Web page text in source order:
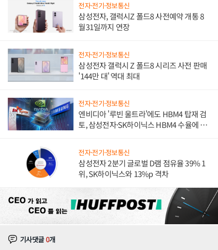
전자·전기·정보통신
삼성전자, 갤럭시Z 폴드8 사전예약 개통 8
월31일까지 연장
전자·전기·정보통신
삼성전자 갤럭시 Z 폴드8 시리즈 사전 판매
'144만 대' 역대 최대
전자·전기·정보통신
엔비디아 '루빈 울트라'에도 HBM4 탑재 검
토, 삼성전자·SK하이닉스 HBM4 수율에 주
전자·전기·정보통신
삼성전자 2분기 글로벌 D램 점유율 39% 1
위, SK하이닉스와 13%p 격차
기사댓글0개